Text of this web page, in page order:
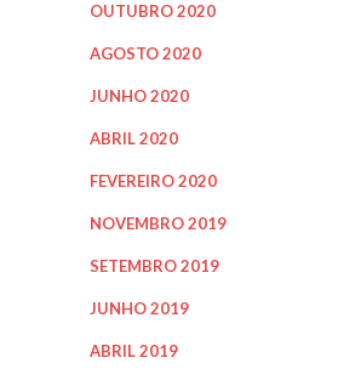
OUTUBRO 2020
AGOSTO 2020
JUNHO 2020
ABRIL 2020
FEVEREIRO 2020
NOVEMBRO 2019
SETEMBRO 2019
JUNHO 2019
ABRIL 2019